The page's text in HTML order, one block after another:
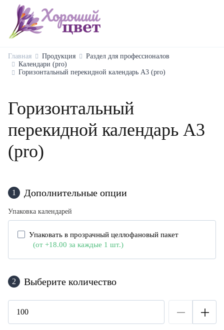
Главная Продукция
Раздел для профессионалов
Календари (pro)
Горизонтальный перекидной календарь А3 (pro)
Горизонтальный
перекидной календарь А3
(pro)
1 Дополнительные опции
Упаковка календарей
Упаковать в прозрачный целлофановый пакет
(от +18.00 за каждые 1 шт.)
2 Выберите количество